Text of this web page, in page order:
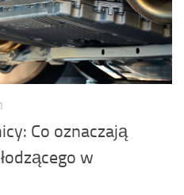
Co oznaczają
w